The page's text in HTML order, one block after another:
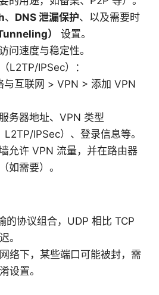
、 DNS 泄漏保护、以及需要时
）
设置。
问速度与稳定性。
L2TP/IPSec）：
与互联网 > VPN > 添加 VPN
务器地址、VPN 类型
L2TP/IPSec）、登录信息等。
允许 VPN 流量，并在路由器
如需要）。
的协议组合，UDP 相比 TCP
。
络下，某些端口可能被封，需
设置。